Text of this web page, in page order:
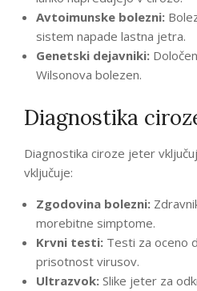
Avtoimunske bolezni:
sistem napade lastna jetra.
Genetski dejavniki:
Wilsonova bolezen.
Diagnostika
Diagnostika ciroze jeter
vključuje:
Zgodovina bolezni:
morebitne simptome.
Krvni testi: Testi za oceno
prisotnost virusov.
Ultrazvok: Slike jeter za